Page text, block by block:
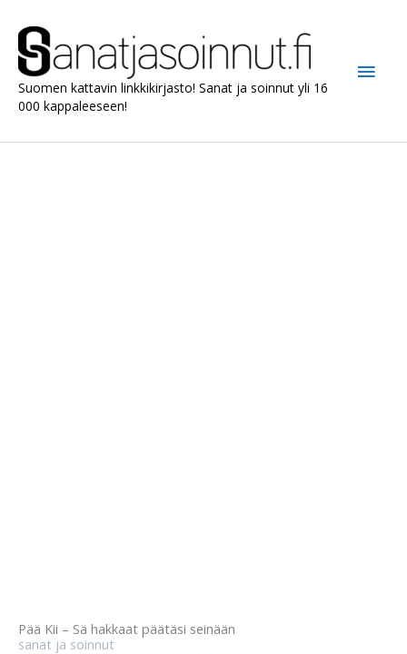
sisältöön
Suomen kattavin linkkikirjasto! Sanat ja soinnut yli 16
000 kappaleeseen!
Pää Kii – Sä hakkaat päätäsi seinään
sanat ja soinnut